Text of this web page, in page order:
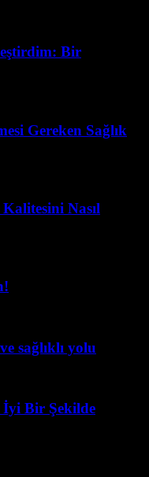
Bir
Gereken Sağlık
Nasıl
sağlıklı yolu
İyi Bir Şekilde